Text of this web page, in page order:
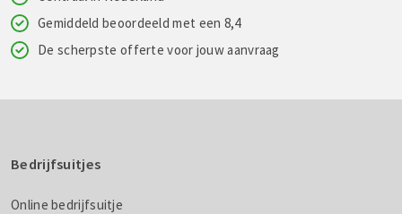
Gemiddeld beoordeeld met een 8,4
De scherpste offerte voor jouw aanvraag
Bedrijfsuitjes
Online bedrijfsuitje